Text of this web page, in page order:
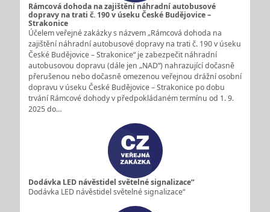
Rámcová dohoda na zajištění náhradní autobusové
dopravy na trati č. 190 v úseku České Budějovice –
Strakonice
Účelem veřejné zakázky s názvem „Rámcová dohoda na
zajištění náhradní autobusové dopravy na trati č. 190 v úseku
České Budějovice – Strakonice“ je zabezpečit náhradní
autobusovou dopravu (dále jen „NAD“) nahrazující dočasně
přerušenou nebo dočasně omezenou veřejnou drážní osobní
dopravu v úseku České Budějovice – Strakonice po dobu
trvání Rámcové dohody v předpokládaném termínu od 1. 9.
2025 do…
Dodávka LED návěstidel světelné signalizace“
Dodávka LED návěstidel světelné signalizace“